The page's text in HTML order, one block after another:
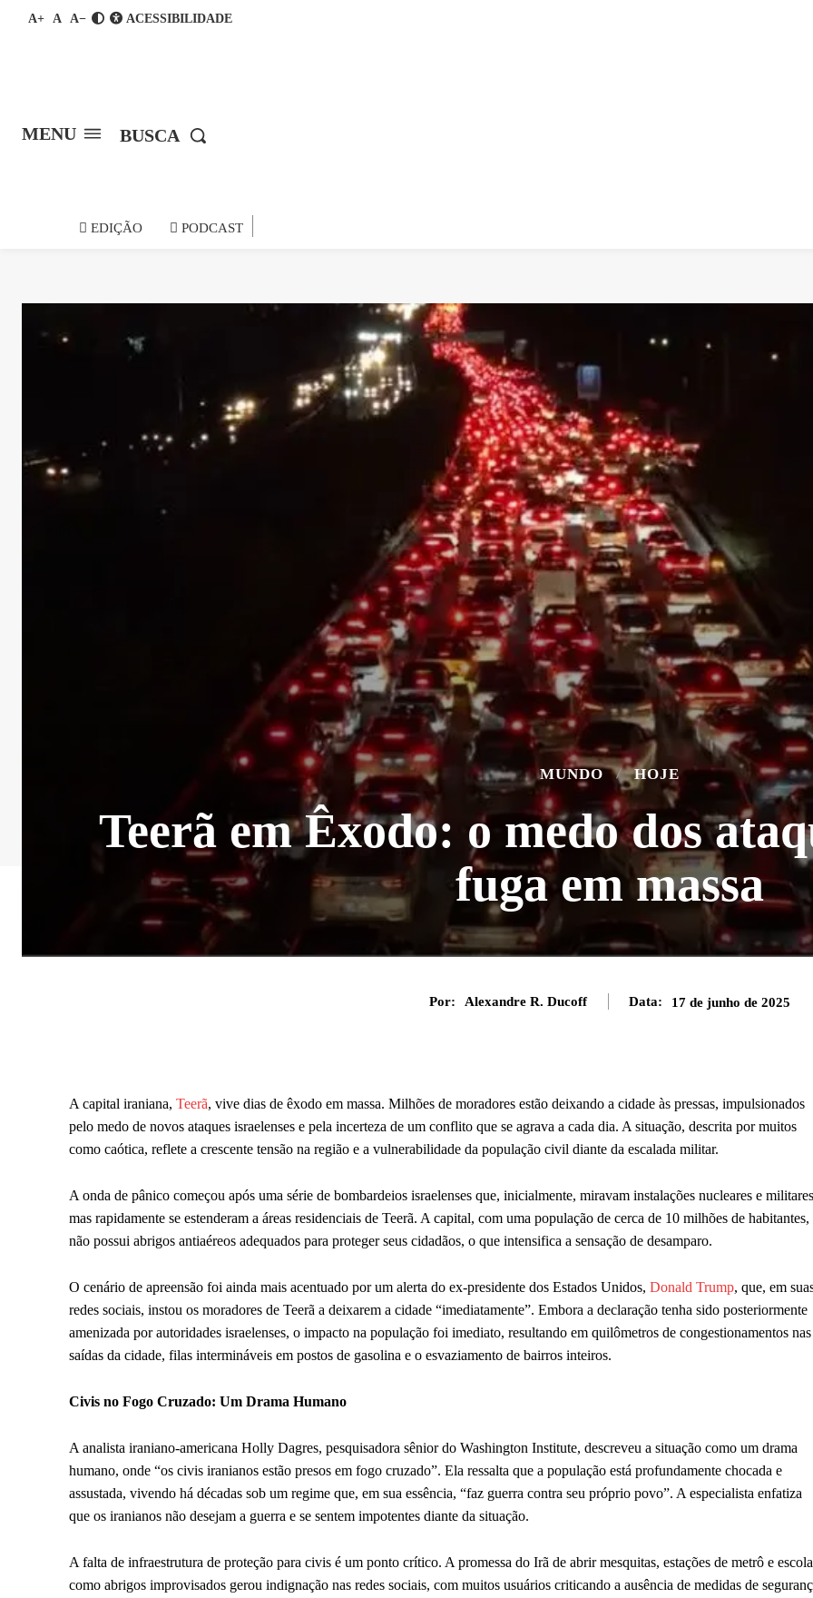
A+ A A− ACESSIBILIDADE
MENU BUSCA
EDIÇÃO PODCAST
MUNDO HOJE
Teerã em Êxodo: o medo dos
fuga em massa
Por: Alexandre R. Ducoff Data: 17 de junho de 2025
A capital iraniana, Teerã, vive dias de êxodo em massa. Milhões de moradores estão deixando a cidade às pressas, impulsionados
pelo medo de novos ataques israelenses e pela incerteza de um conflito que se agrava a cada dia. A situação, descrita por muitos
como caótica, reflete a crescente tensão na região e a vulnerabilidade da população civil diante da escalada militar.
A onda de pânico começou após uma série de bombardeios israelenses que, inicialmente, miravam instalações nucleares e
mas rapidamente se estenderam a áreas residenciais de Teerã. A capital, com uma população de cerca de 10 milhões de habitantes,
não possui abrigos antiaéreos adequados para proteger seus cidadãos, o que intensifica a sensação de desamparo.
O cenário de apreensão foi ainda mais acentuado por um alerta do ex-presidente dos Estados Unidos, Donald Trump, que, em
redes sociais, instou os moradores de Teerã a deixarem a cidade “imediatamente”. Embora a declaração tenha sido posteriormente
amenizada por autoridades israelenses, o impacto na população foi imediato, resultando em quilômetros de congestionamentos nas
saídas da cidade, filas intermináveis em postos de gasolina e o esvaziamento de bairros inteiros.
Civis no Fogo Cruzado: Um Drama Humano
A analista iraniano-americana Holly Dagres, pesquisadora sênior do Washington Institute, descreveu a situação como um drama
humano, onde “os civis iranianos estão presos em fogo cruzado”. Ela ressalta que a população está profundamente chocada e
assustada, vivendo há décadas sob um regime que, em sua essência, “faz guerra contra seu próprio povo”. A especialista enfatiza
que os iranianos não desejam a guerra e se sentem impotentes diante da situação.
A falta de infraestrutura de proteção para civis é um ponto crítico. A promessa do Irã de abrir mesquitas, estações de metrô e
como abrigos improvisados gerou indignação nas redes sociais, com muitos usuários criticando a ausência de medidas de